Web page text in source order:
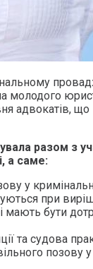
молодого
адвокатів, що
разом з
а саме:
у
при
мають бути
та судова
позову